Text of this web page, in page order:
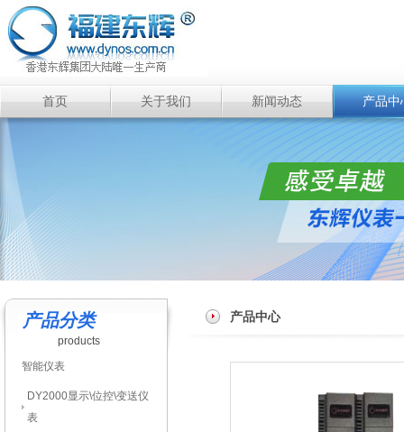
首页 关于我们 新闻动态 产品中
产品分类
products
智能仪表
DY2000显示\位控\变送仪
表
产品中心